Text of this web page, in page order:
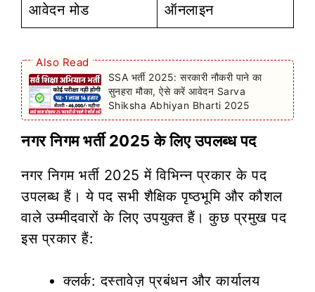
आवेदन मोड ऑनलाइन
Also Read
SSA भर्ती 2025: सरकारी नौकरी पाने का
सुनहरा मौका, ऐसे करें आवेदन Sarva
Shiksha Abhiyan Bharti 2025
नगर निगम भर्ती 2025 के लिए उपलब्ध पद
नगर निगम भर्ती 2025 में विभिन्न प्रकार के पद
उपलब्ध हैं। ये पद सभी शैक्षिक पृष्ठभूमि और कौशल
वाले उम्मीदवारों के लिए उपयुक्त हैं। कुछ प्रमुख पद
इस प्रकार हैं:
क्लर्क: दस्तावेज़ प्रबंधन और कार्यालय